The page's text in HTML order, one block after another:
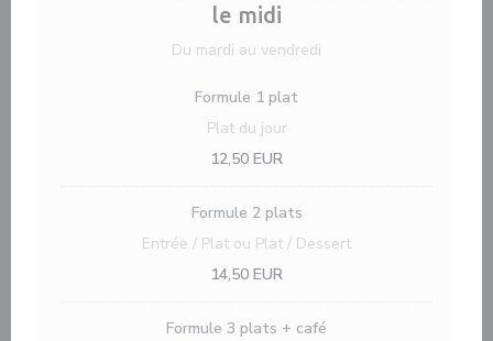
le midi
Du mardi au vendredi
Formule 1 plat
Plat du jour
12,50 EUR
Formule 2 plats
Entrée / Plat ou Plat / Dessert
14,50 EUR
Formule 3 plats + café